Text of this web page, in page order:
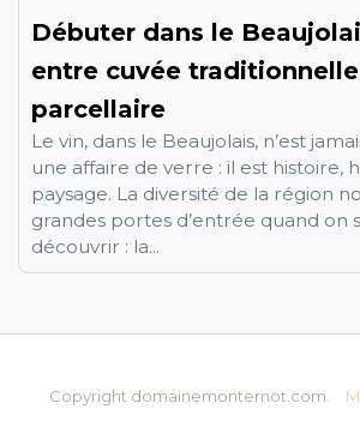
Débuter dans le
entre cuvée
parcellaire
Le vin, dans le Beaujolais, n’est
une affaire de verre : il est histoire,
paysage. La diversité de la région
grandes portes d’entrée quand on
découvrir : la...
Copyright domainemonternot.com.